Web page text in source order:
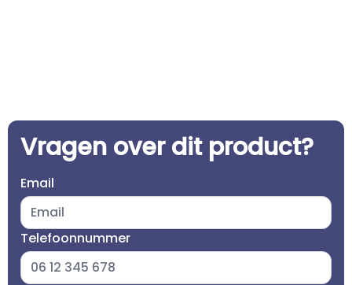
Vragen over dit product?
Email
Telefoonnummer